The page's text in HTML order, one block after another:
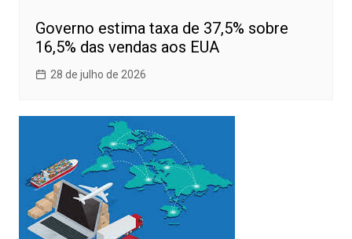
Governo estima taxa de 37,5% sobre
16,5% das vendas aos EUA
28 de julho de 2026